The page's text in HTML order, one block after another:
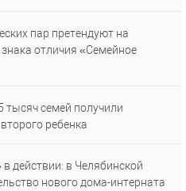
пар претендуют на
отличия «Семейное
семей получили
ребенка
действии: в Челябинской
нового дома-интерната